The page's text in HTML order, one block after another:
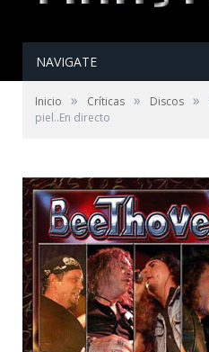
NAVIGATE
Inicio » Críticas » Discos »
piel..En directo